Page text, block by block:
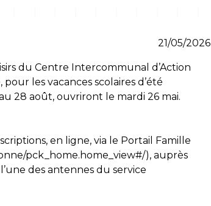
21/05/2026
du Centre Intercommunal d’Action
les vacances scolaires d’été
28 août, ouvriront le mardi 26 mai.
en ligne, via le Portail Famille
pck_home.home_view#/), auprès
des antennes du service